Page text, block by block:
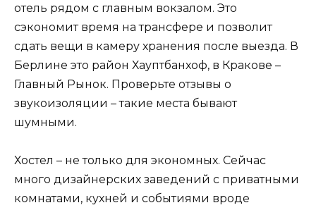
отель рядом с главным вокзалом. Это
сэкономит время на трансфере и позволит
сдать вещи в камеру хранения после выезда. В
Берлине это район Хауптбанхоф, в Кракове –
Главный Рынок. Проверьте отзывы о
звукоизоляции – такие места бывают
шумными.
Хостел – не только для экономных. Сейчас
много дизайнерских заведений с приватными
комнатами, кухней и событиями вроде